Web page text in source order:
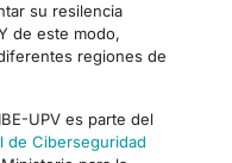
su resilencia
de este modo,
regiones de
UPV es parte del
de Ciberseguridad